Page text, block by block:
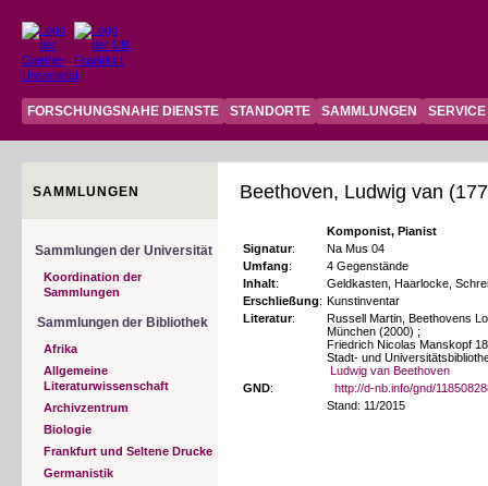
FORSCHUNGSNAHE DIENSTE STANDORTE SAMMLUNGEN SERVICE
SAMMLUNGEN
Sammlungen der Universität
Koordination der
Sammlungen
Sammlungen der Bibliothek
Afrika
Allgemeine
Literaturwissenschaft
Archivzentrum
Biologie
Frankfurt und Seltene Drucke
Germanistik
Beethoven, Ludwig van
Komponist, Pianist
Signatur:
Na Mus 04
Umfang:
4 Gegenstände
Inhalt:
Geldkasten, Haarlocke,
Erschließung: Kunstinventar
Literatur:
Russell Martin, Beethovens
München (2000) ;
Friedrich Nicolas Manskopf
Stadt- und
Ludwig van Beethoven
GND:
http://d-nb.info/gnd/
Stand: 11/2015